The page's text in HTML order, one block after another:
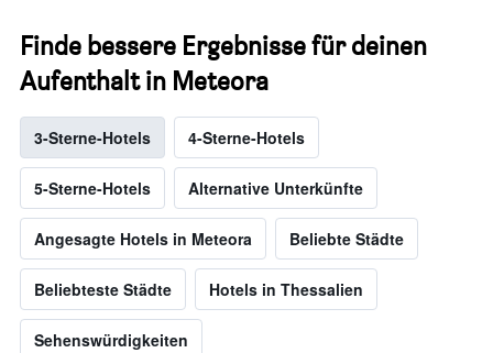
Finde bessere Ergebnisse für deinen
Aufenthalt in Meteora
3-Sterne-Hotels 4-Sterne-Hotels
5-Sterne-Hotels Alternative Unterkünfte
Angesagte Hotels in Meteora Beliebte Städte
Beliebteste Städte Hotels in Thessalien
Sehenswürdigkeiten